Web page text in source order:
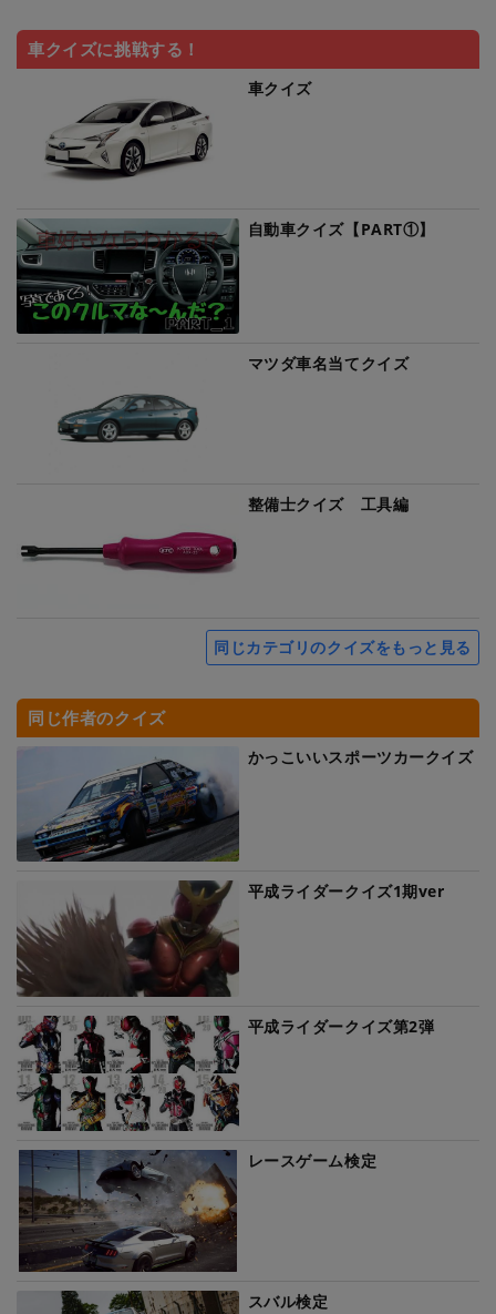
車クイズに挑戦する！
車クイズ
自動車クイズ【PART①】
マツダ車名当てクイズ
整備士クイズ 工具編
同じカテゴリのクイズをもっと見る
同じ作者のクイズ
かっこいいスポーツカークイズ
平成ライダークイズ1期ver
平成ライダークイズ第2弾
レースゲーム検定
スバル検定